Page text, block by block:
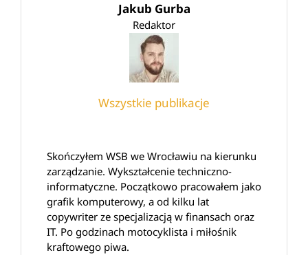
Jakub Gurba
Redaktor
Wszystkie publikacje
Skończyłem WSB we Wrocławiu na kierunku
zarządzanie. Wykształcenie techniczno-
informatyczne. Początkowo pracowałem jako
grafik komputerowy, a od kilku lat
copywriter ze specjalizacją w finansach oraz
IT. Po godzinach motocyklista i miłośnik
kraftowego piwa.